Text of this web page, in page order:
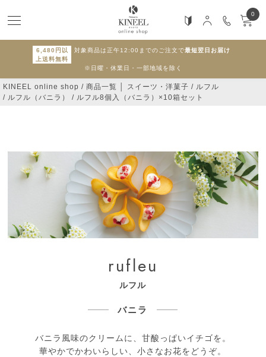
6,480円以
上送料無料
対象商品は正午12:00までのご注文で最短翌日お届け
※日曜・休業日・一部地域を除く
0
KINEEL online shop 商品一覧 │ スイーツ・洋菓子
ルフル
ルフル（バニラ）
ルフル8個入（バニラ）×10箱セット
rufleu
ルフル
バニラ
バニラ風味のクリームに、甘酸っぱいイチゴを。
華やかでかわいらしい、小さなお花をどうぞ。